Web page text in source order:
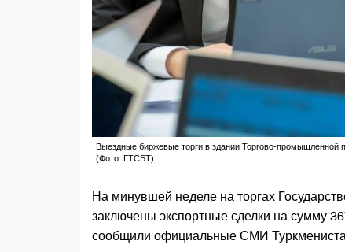
Выездные биржевые торги в здании Торгово-промышленной
(Фото: ГТСБТ)
На минувшей неделе на торгах
заключены экспортные сделки на сумму
сообщили официальные СМИ